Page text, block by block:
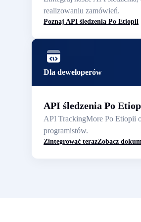
realizowaniu zamówień.
Poznaj API śledzenia Po Etiopii
Dla deweloperów
API śledzenia Po
API TrackingMore Po Etiopii
programistów.
Zintegrować terazZobacz